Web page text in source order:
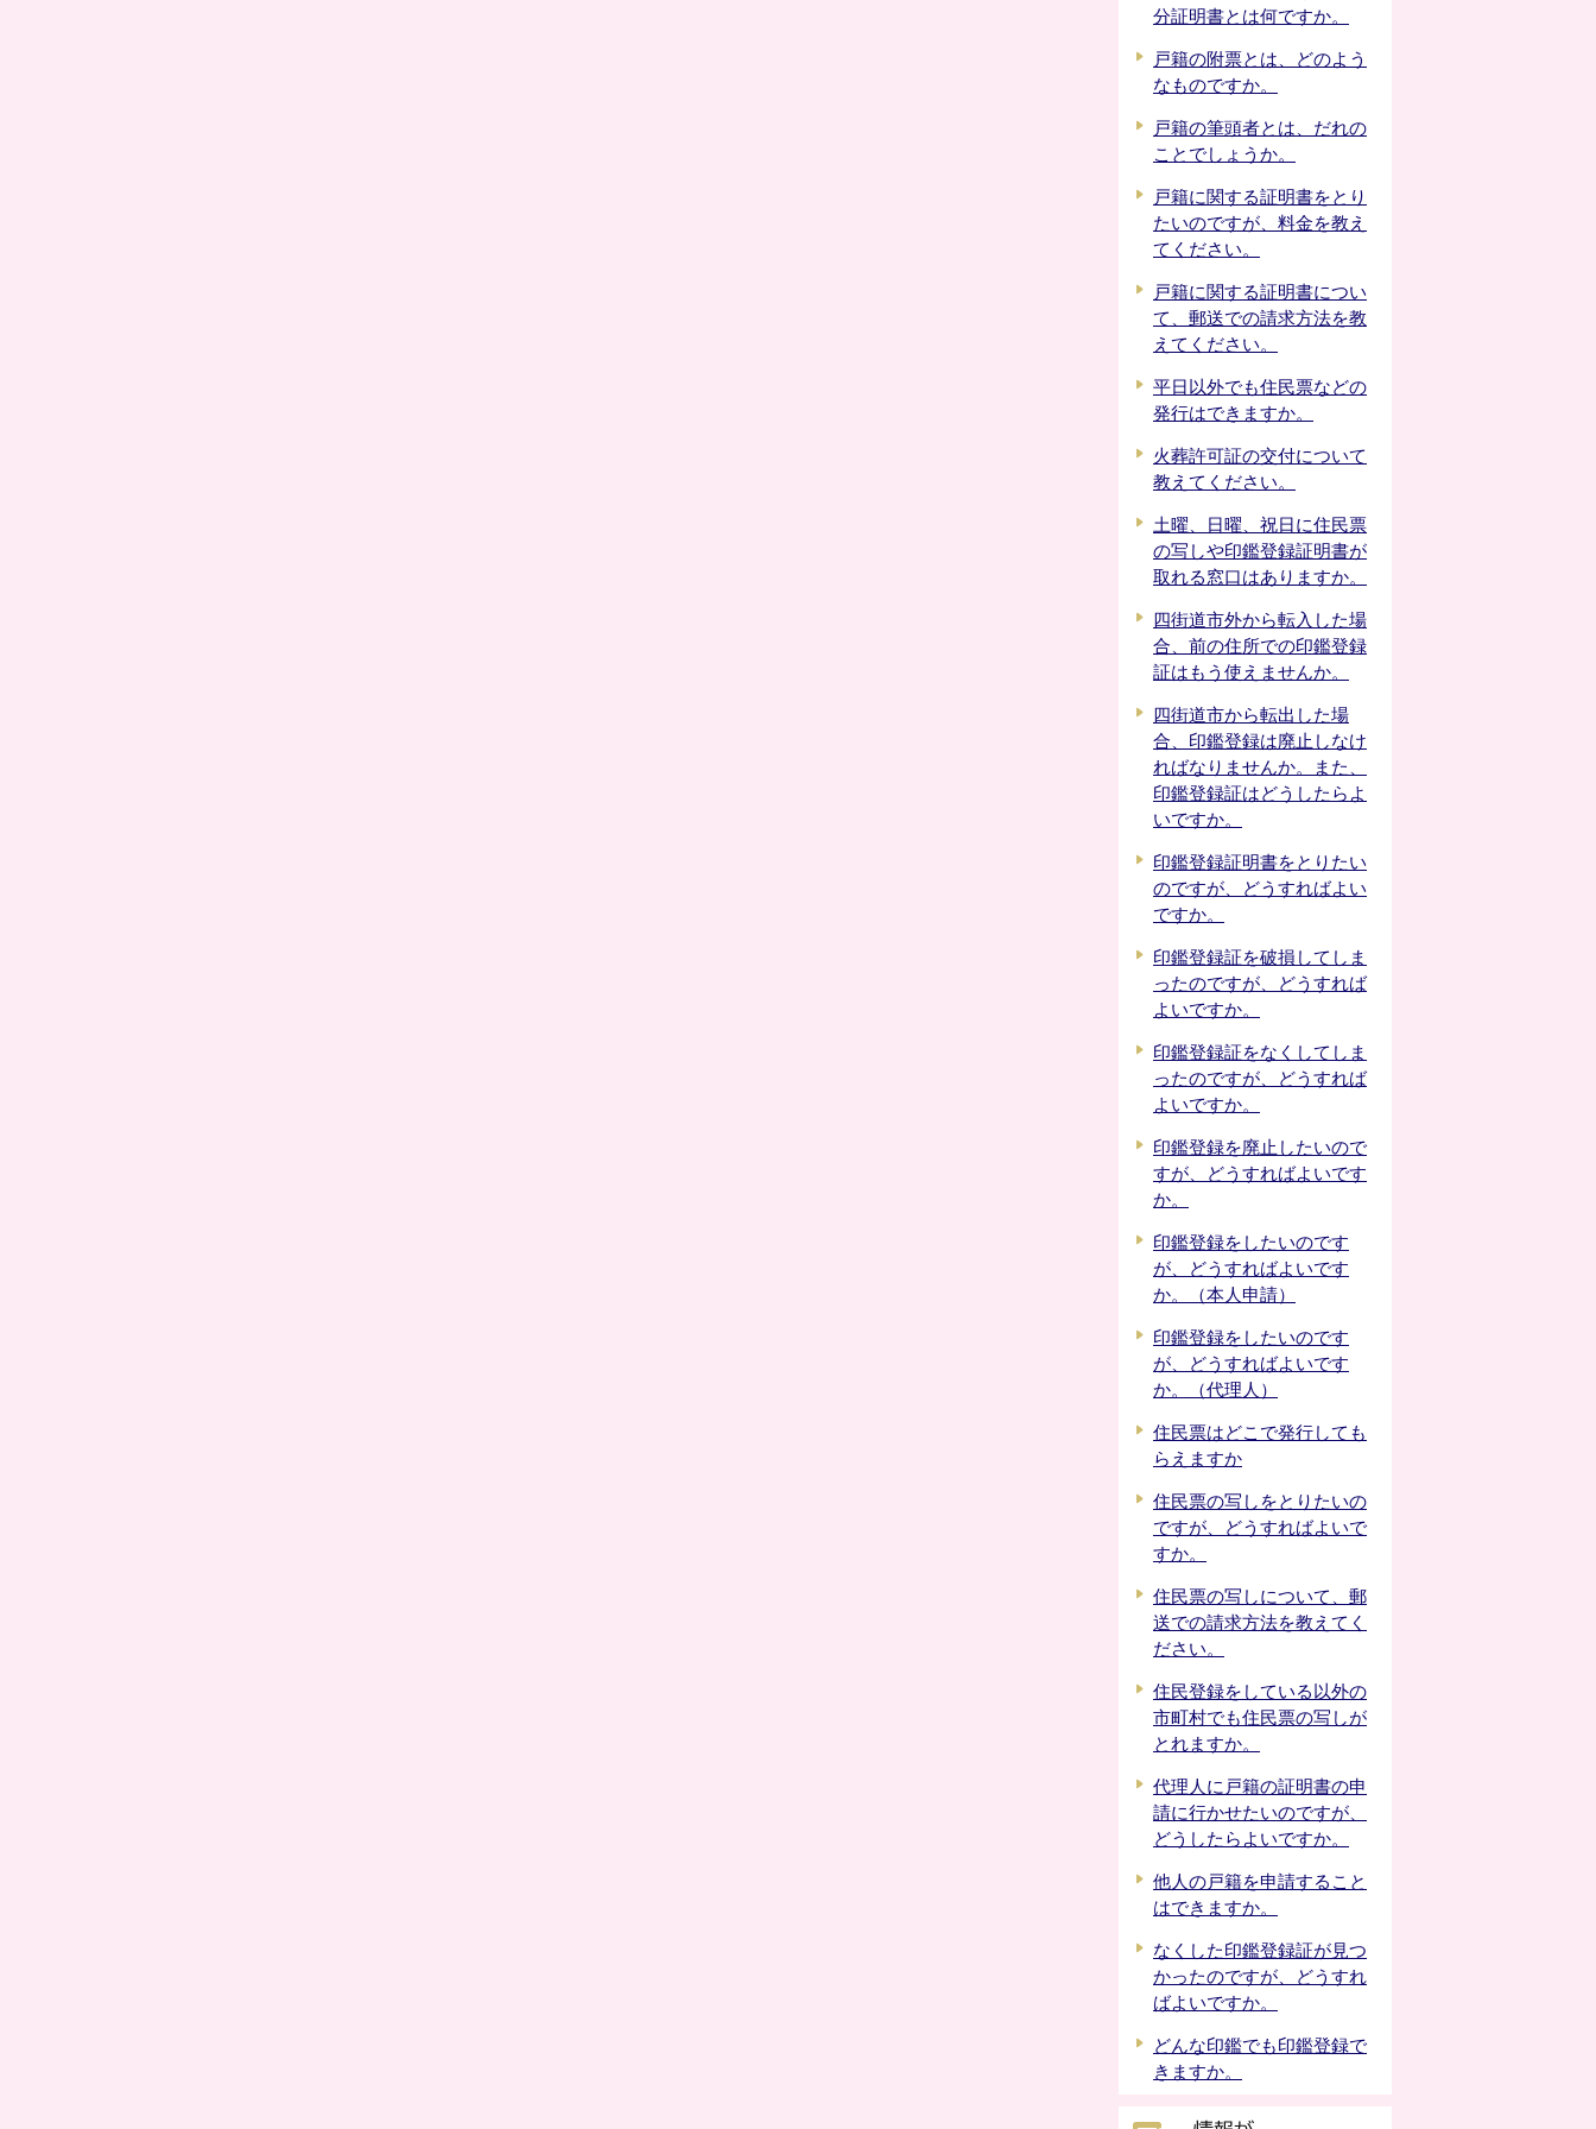
分証明書とは何ですか。
戸籍の附票とは、どのよう
なものですか。
戸籍の筆頭者とは、だれの
ことでしょうか。
戸籍に関する証明書をとり
たいのですが、料金を教え
てください。
戸籍に関する証明書につい
て、郵送での請求方法を教
えてください。
平日以外でも住民票などの
発行はできますか。
火葬許可証の交付について
教えてください。
土曜、日曜、祝日に住民票
の写しや印鑑登録証明書が
取れる窓口はありますか。
四街道市外から転入した場
合、前の住所での印鑑登録
証はもう使えませんか。
四街道市から転出した場
合、印鑑登録は廃止しなけ
ればなりませんか。また、
印鑑登録証はどうしたらよ
いですか。
印鑑登録証明書をとりたい
のですが、どうすればよい
ですか。
印鑑登録証を破損してしま
ったのですが、どうすれば
よいですか。
印鑑登録証をなくしてしま
ったのですが、どうすれば
よいですか。
印鑑登録を廃止したいので
すが、どうすればよいです
か。
印鑑登録をしたいのです
が、どうすればよいです
か。（本人申請）
印鑑登録をしたいのです
が、どうすればよいです
か。（代理人）
住民票はどこで発行しても
らえますか
住民票の写しをとりたいの
ですが、どうすればよいで
すか。
住民票の写しについて、郵
送での請求方法を教えてく
ださい。
住民登録をしている以外の
市町村でも住民票の写しが
とれますか。
代理人に戸籍の証明書の申
請に行かせたいのですが、
どうしたらよいですか。
他人の戸籍を申請すること
はできますか。
なくした印鑑登録証が見つ
かったのですが、どうすれ
ばよいですか。
どんな印鑑でも印鑑登録で
きますか。